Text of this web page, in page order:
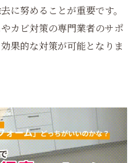
に努めることが重要です。
カビ対策の専門業者のサポ
果的な対策が可能となりま